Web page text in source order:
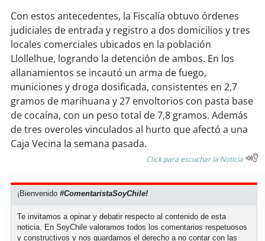
Con estos antecedentes, la Fiscalía obtuvo órdenes
judiciales de entrada y registro a dos domicilios y tres
locales comerciales ubicados en la población
Llollelhue, logrando la detención de ambos. En los
allanamientos se incautó un arma de fuego,
municiones y droga dosificada, consistentes en 2,7
gramos de marihuana y 27 envoltorios con pasta base
de cocaína, con un peso total de 7,8 gramos. Además
de tres overoles vinculados al hurto que afectó a una
Caja Vecina la semana pasada.
Click para escuchar la Noticia
¡Bienvenido#ComentaristaSoyChile!
Te invitamos a opinar y debatir respecto al contenido de esta
noticia. En SoyChile valoramos todos los comentarios respetuosos
y constructivos y nos guardamos el derecho a no contar con las